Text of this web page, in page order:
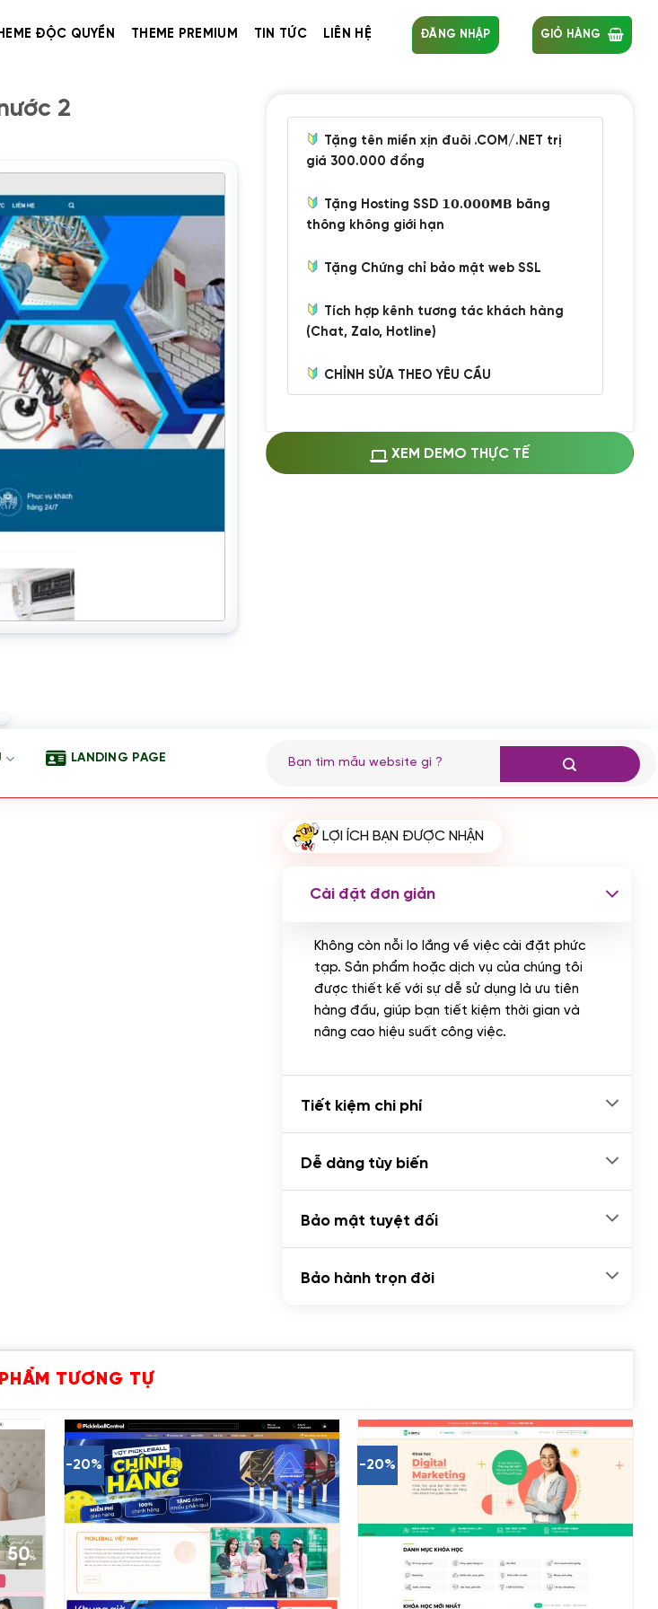
ĐỘC QUYỀN THEME PREMIUM TIN TỨC LIÊN HỆ ĐĂNG NHẬP GIỎ HÀNG
2
Tặng tên miền xịn đuôi .COM/.NET trị
giá 300.000 đồng
Tặng Hosting SSD 𝟭𝟬.𝟬𝟬𝟬𝗠𝗕 băng
thông không giới hạn
Tặng Chứng chỉ bảo mật web SSL
Tích hợp kênh tương tác khách hàng
(Chat, Zalo, Hotline)
CHỈNH SỬA THEO YÊU CẦU
Thay logo + thông tin doanh nghiệp
(+100.000 VND)
Cài đặt plugin theo yêu cầu
(+100.000 VND)
qua ngân hàng vietcombank,
XEM DEMO THỰC TẾ
LANDING PAGE
kiếm:
LỢI ÍCH BẠN ĐƯỢC NHẬN
Cài đặt đơn giản
Không còn nỗi lo lắng về việc cài đặt phức
tạp. Sản phẩm hoặc dịch vụ của chúng tôi
được thiết kế với sự dễ sử dụng là ưu tiên
hàng đầu, giúp bạn tiết kiệm thời gian và
nâng cao hiệu suất công việc.
Tiết kiệm chi phí
Dễ dàng tùy biến
Bảo mật tuyệt đối
Bảo hành trọn đời
TƯƠNG TỰ
-20% -20%